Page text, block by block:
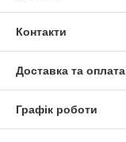
Контакти
Доставка та оплата
Графік роботи